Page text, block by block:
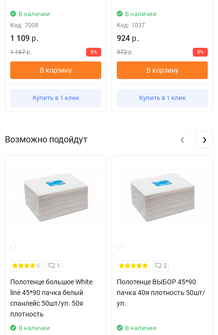
В наличии
Код: 7008
1 109 р.
1 167 р. 5%
В корзину
Купить в 1 клик
В наличии
Код: 1037
924 р.
972 р. 5%
В корзину
Купить в 1 клик
Возможно подойдут
1
Полотенце большое White
line 45*90 пачка белый
спанлейс 50шт/уп. 50я
плотность
В наличии
2
Полотенце ВЫБОР 45*90
пачка 40я плотность 50шт/
уп.
В наличии
‹ ›